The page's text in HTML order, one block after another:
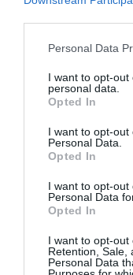
Personal Data
I want to opt-
personal data.
Opted In
I want to opt-out
Personal Data.
Opted In
I want to opt-
Personal Data
Opted In
I want to opt-out
Retention, Sale,
Personal Data
treball
líders
Guixà, David
Ramón-Cortés.
gairebé dos anys,
general de
sent
president del
Pinya, soci